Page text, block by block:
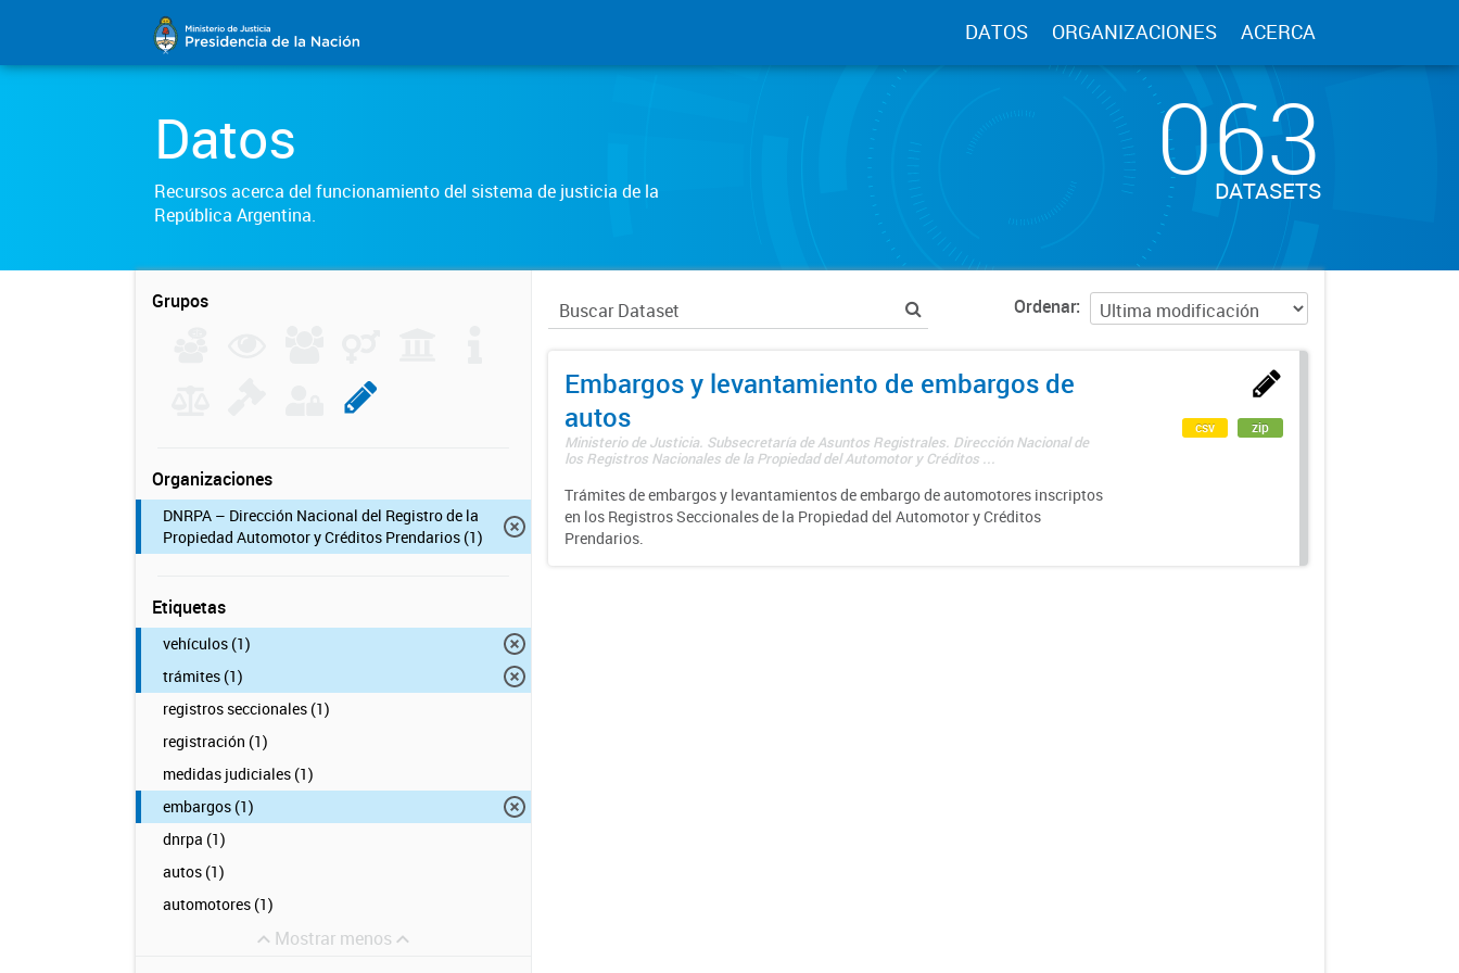
DATOS ORGANIZACIONES ACERCA
Datos
Recursos acerca del funcionamiento del sistema de justicia de la
República Argentina.
063
DATASETS
Grupos
Organizaciones
DNRPA – Dirección Nacional del Registro de la
Propiedad Automotor y Créditos Prendarios (1)
Etiquetas
vehículos (1)
trámites (1)
registros seccionales (1)
registración (1)
medidas judiciales (1)
embargos (1)
dnrpa (1)
autos (1)
automotores (1)
Mostrar menos
Ordenar
Embargos y levantamiento de embargos de
autos
Ministerio de Justicia. Subsecretaría de Asuntos Registrales. Dirección Nacional de
los Registros Nacionales de la Propiedad del Automotor y Créditos ...
Trámites de embargos y levantamientos de embargo de automotores inscriptos
en los Registros Seccionales de la Propiedad del Automotor y Créditos
Prendarios.
csv zip